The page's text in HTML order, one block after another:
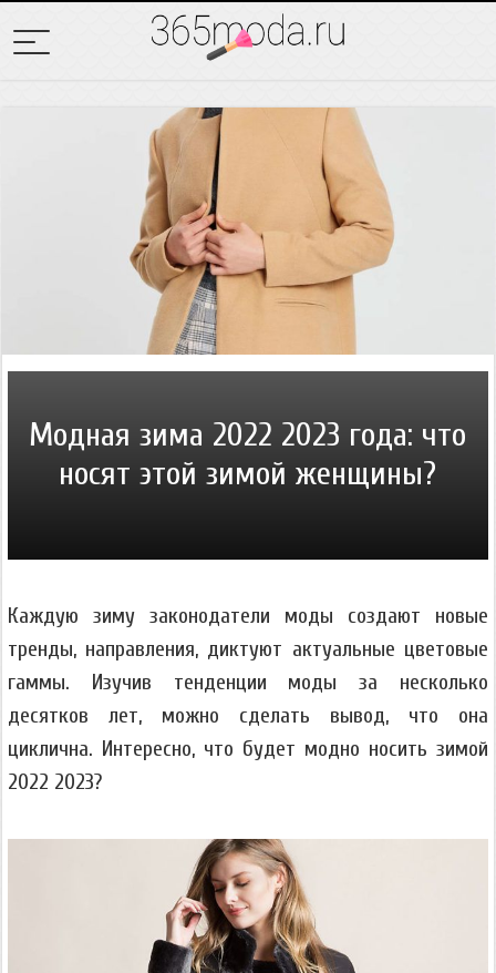
Модная зима 2022 2023 года: что
носят этой зимой женщины?
Каждую зиму законодатели моды создают новые
тренды, направления, диктуют актуальные цветовые
гаммы. Изучив тенденции моды за несколько
десятков лет, можно сделать вывод, что она
циклична. Интересно, что будет модно носить зимой
2022 2023?